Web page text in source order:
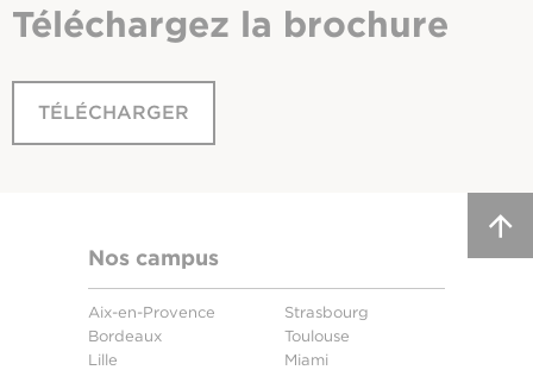
Téléchargez la brochure
TÉLÉCHARGER
Nos campus
Aix-en-Provence
Bordeaux
Lille
Strasbourg
Toulouse
Miami